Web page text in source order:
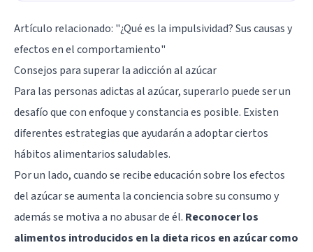
Artículo relacionado: "¿Qué es la impulsividad? Sus causas y
efectos en el comportamiento"
Consejos para superar la adicción al azúcar
Para las personas adictas al azúcar, superarlo puede ser un
desafío que con enfoque y constancia es posible. Existen
diferentes estrategias que ayudarán a adoptar ciertos
hábitos alimentarios saludables.
Por un lado, cuando se recibe educación sobre los efectos
del azúcar se aumenta la conciencia sobre su consumo y
además se motiva a no abusar de él. Reconocer los
alimentos introducidos en la dieta ricos en azúcar como